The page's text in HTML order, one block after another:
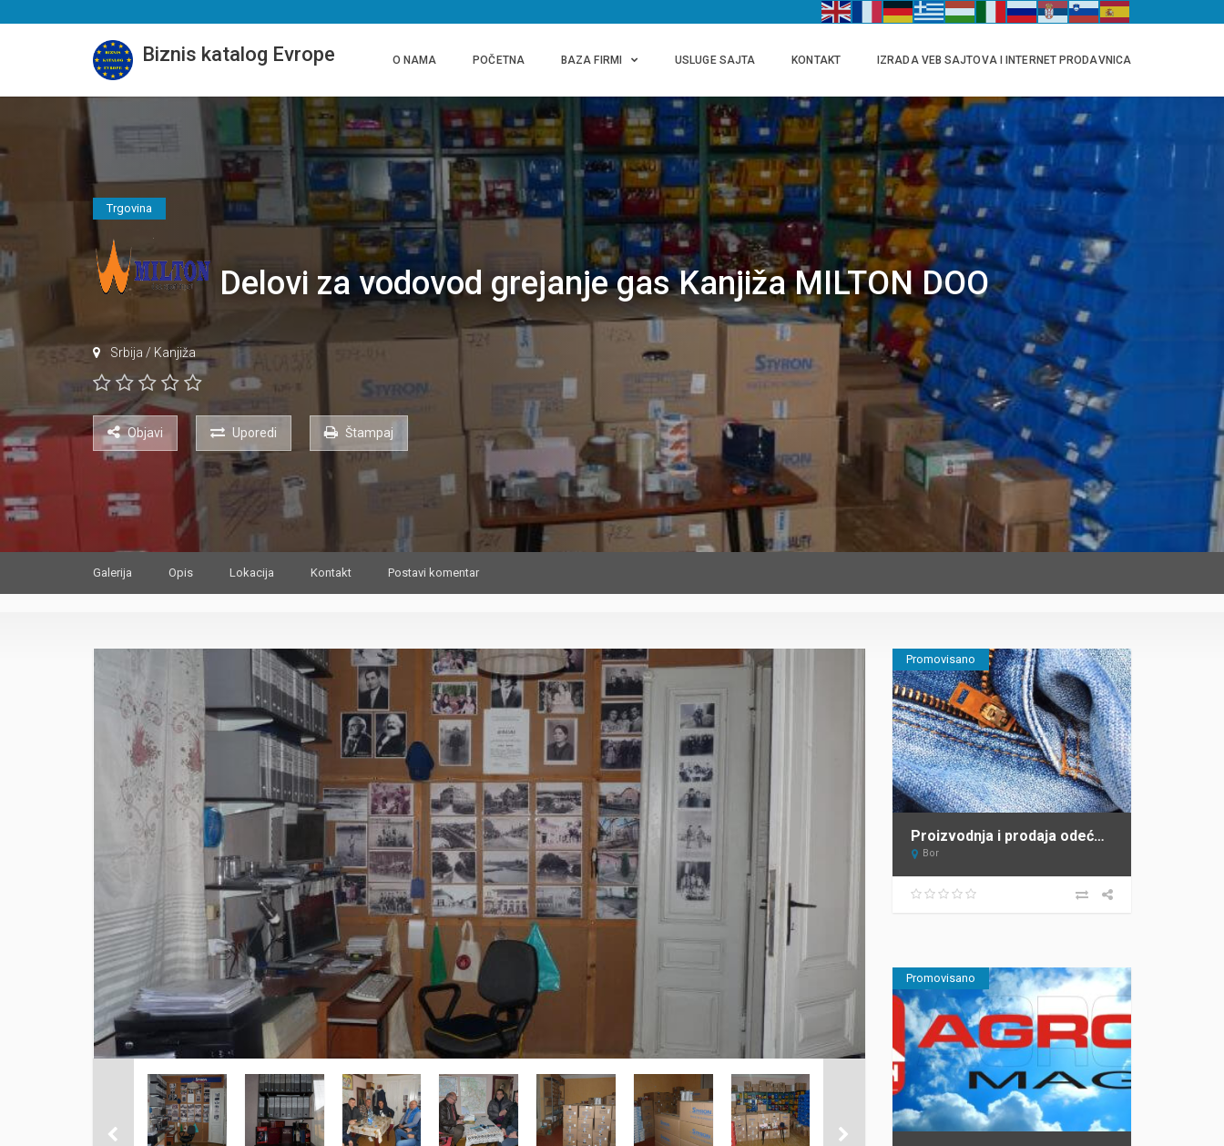
Biznis katalog Evrope O NAMA POČETNA BAZA FIRMI USLUGE SAJTA KONTAKT IZRADA VEB SAJTOVA I INTERNET PRODAVNICA
Trgovina
Delovi za vodovod grejanje gas Kanjiža MILTON DOO
Srbija / Kanjiža
Objavi Uporedi Štampaj
Galerija Opis Lokacija Kontakt Postavi komentar
Promovisano
Proizvodnja i prodaja odeće Verona Hit Jeans
Bor
Promovisano